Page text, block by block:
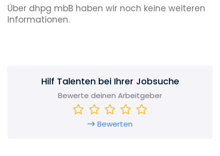
Über dhpg mbB haben wir noch keine weiteren
Informationen.
Hilf Talenten bei Ihrer Jobsuche
Bewerte deinen Arbeitgeber
Bewerten